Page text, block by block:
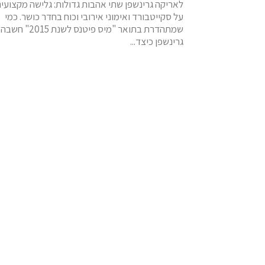
לאריקה גרינשפן שתי אהבות גדולות: גלישה
על סקייטבורד ואימוני אירובי וכוח בחדר כושר. כמי
שמתהדרת בתואר "מיס פיטנס לשנת 2015" חשבה
גרינשפן כיצד...